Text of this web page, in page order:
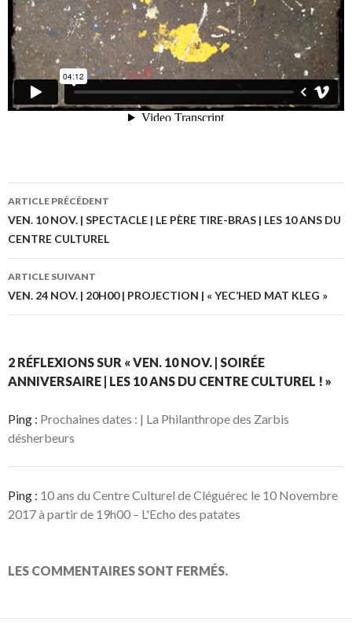
Navigation
des
articles
ARTICLE PRÉCÉDENT
VEN. 10 NOV. | SPECTACLE | LE PÈRE TIRE-BRAS | LES 10 ANS DU
CENTRE CULTUREL
ARTICLE SUIVANT
VEN. 24 NOV. | 20H00 | PROJECTION | « YEC’HED MAT KLEG »
2 RÉFLEXIONS SUR « VEN. 10 NOV. | SOIRÉE
ANNIVERSAIRE | LES 10 ANS DU CENTRE CULTUREL ! »
Ping : Prochaines dates : | La Philanthrope des Zarbis
désherbeurs
Ping : 10 ans du Centre Culturel de Cléguérec le 10 Novembre
2017 à partir de 19h00 – L'Echo des patates
LES COMMENTAIRES SONT FERMÉS.